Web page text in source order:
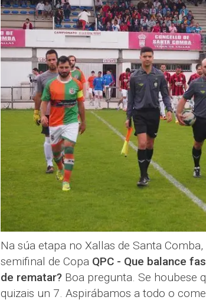
Na súa etapa no Xallas de Santa
semifinal de Copa QPC - Que balance
de rematar?Boa pregunta. Se houbese
quizais un 7. Aspirábamos a todo o